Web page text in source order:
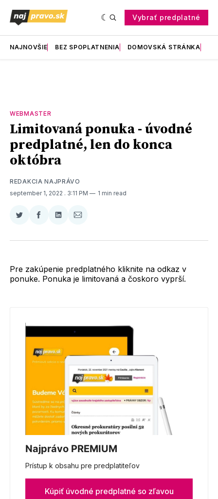
Vybrať predplatné
NAJNOVŠIE BEZ SPOPLATNENIA DOMOVSKÁ STRÁNKA
WEBMASTER
Limitovaná ponuka - úvodné
predplatné, len do konca
októbra
REDAKCIA NAJPRÁVO
september 1, 2022 . 3:11 PM 1 min read
Zdieľať
Twitter
Zdieľať
Facebooku
Zdieľať
LinkedIne
Zdieľať
E-
Pre zakúpenie predplatného kliknite na odkaz v
ponuke. Ponuka je limitovaná a čoskoro vyprší.
Najprávo PREMIUM
Prístup k obsahu pre predplatiteľov
Kúpiť úvodné predplatné so zľavou